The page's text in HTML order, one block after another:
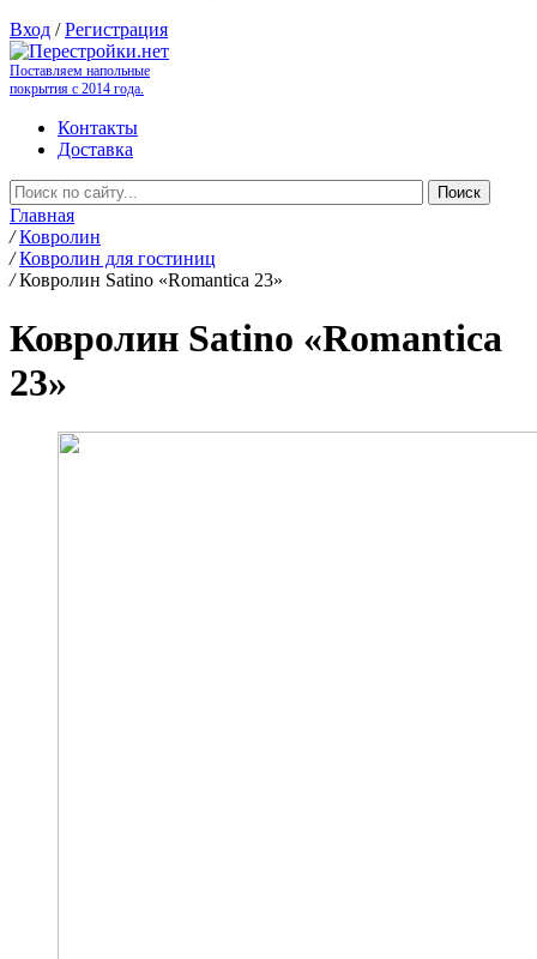
Вход /Регистрация
Поставляем напольные
покрытия с 2014 года.
Контакты
Доставка
Главная
/ Ковролин
/ Ковролин для гостиниц
/ Ковролин Satino «Romantica 23»
Ковролин Satino «Romantica
23»